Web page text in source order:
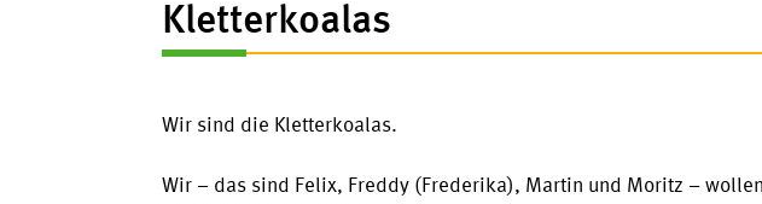
Kletterkoalas
Wir sind die Kletterkoalas.
Wir – das sind Felix, Freddy (Frederika), Martin und Moritz –